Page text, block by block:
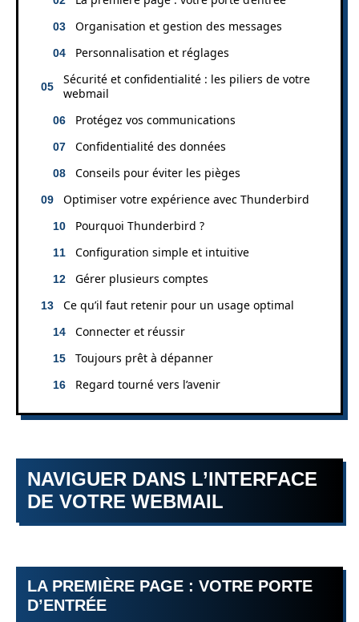
Organisation et gestion des messages
Personnalisation et réglages
Sécurité et confidentialité : les piliers de votre
webmail
Protégez vos communications
Confidentialité des données
Conseils pour éviter les pièges
Optimiser votre expérience avec Thunderbird
Pourquoi Thunderbird ?
Configuration simple et intuitive
Gérer plusieurs comptes
Ce qu’il faut retenir pour un usage optimal
Connecter et réussir
Toujours prêt à dépanner
Regard tourné vers l’avenir
NAVIGUER DANS L’INTERFACE
DE VOTRE WEBMAIL
LA PREMIÈRE PAGE : VOTRE PORTE
D’ENTRÉE